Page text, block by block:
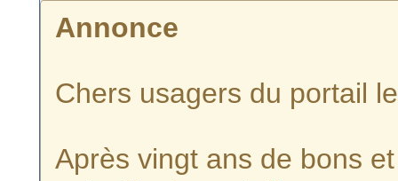
Annonce
Chers usagers du portail
Après vingt ans de bons